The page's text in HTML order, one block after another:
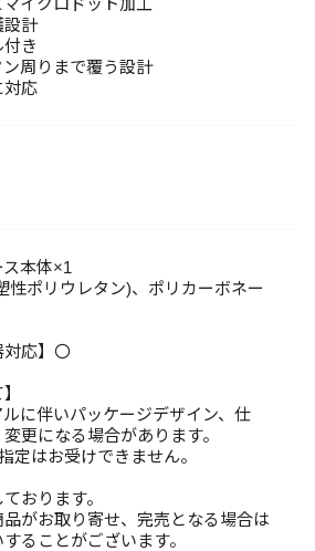
イクロドット加工
設計
付き
ン周りまで覆う設計
対応
ス本体×1
性ポリウレタン)、ポリカーボネー
対応】〇
に伴いパッケージデザイン、仕
更になる場合があります。
定はお受けできません。
おります。
がお取り寄せ、完売となる場合は
ることがございます。